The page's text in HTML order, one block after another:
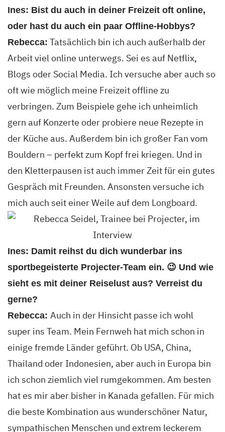
Ines: Bist du auch in deiner Freizeit oft online,
oder hast du auch ein paar Offline-Hobbys?
Rebecca: Tatsächlich bin ich auch außerhalb der
Arbeit viel online unterwegs. Sei es auf Netflix,
Blogs oder Social Media. Ich versuche aber auch so
oft wie möglich meine Freizeit offline zu
verbringen. Zum Beispiele gehe ich unheimlich
gern auf Konzerte oder probiere neue Rezepte in
der Küche aus. Außerdem bin ich großer Fan vom
Bouldern – perfekt zum Kopf frei kriegen. Und in
den Kletterpausen ist auch immer Zeit für ein gutes
Gespräch mit Freunden. Ansonsten versuche ich
mich auch seit einer Weile auf dem Longboard.
Ines: Damit reihst du dich wunderbar ins
sportbegeisterte Projecter-Team ein. 😉 Und wie
sieht es mit deiner Reiselust aus? Verreist du
gerne?
Rebecca: Auch in der Hinsicht passe ich wohl
super ins Team. Mein Fernweh hat mich schon in
einige fremde Länder geführt. Ob USA, China,
Thailand oder Indonesien, aber auch in Europa bin
ich schon ziemlich viel rumgekommen. Am besten
hat es mir aber bisher in Kanada gefallen. Für mich
die beste Kombination aus wunderschöner Natur,
sympathischen Menschen und extrem leckerem